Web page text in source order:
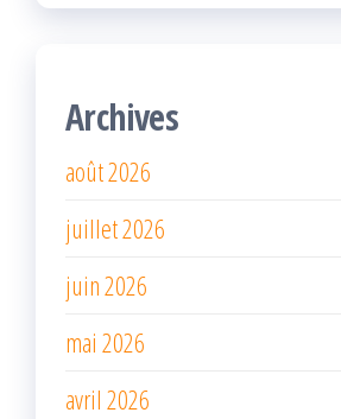
Archives
août 2026
juillet 2026
juin 2026
mai 2026
avril 2026